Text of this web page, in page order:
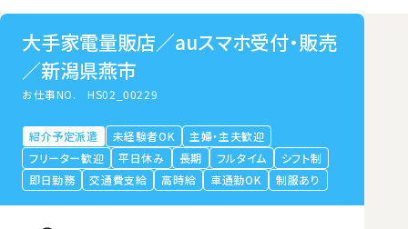
大手家電量販店／auスマホ受付・販売
／新潟県燕市
お仕事NO.HS02_00229
紹介予定派遣 未経験者OK
主婦・主夫歓迎
フリーター歓迎
平日休み 長期 フルタイム
シフト制
即日勤務
交通費支給 高時給 車通勤OK 制服あり